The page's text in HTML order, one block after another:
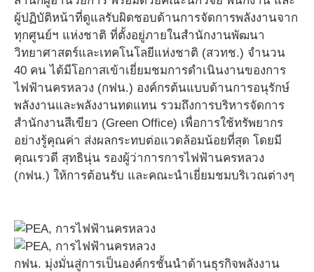
ผู้ปฏิบัติหน้าที่ดูแลรับผิดชอบด้านการจัดการพลังงานจาก
ทุกศูนย์ฯ แห่งชาติ ที่ตั้งอยู่ภายในสำนักงานพัฒนา
วิทยาศาสตร์และเทคโนโลยีแห่งชาติ (สวทช.) จำนวน
40 คน ได้มีโอกาสเข้าเยี่ยมชมการดำเนินงานของการ
ไฟฟ้านครหลวง (กฟน.) องค์กรต้นแบบด้านการอนุรักษ์
พลังงานและพลังงานทดแทน รวมถึงการบริหารจัดการ
สำนักงานสีเขียว (Green Office) เพื่อการใช้ทรัพยากร
อย่างรู้คุณค่า ส่งผลกระทบต่อแวดล้อมน้อยที่สุด โดยมี
คุณเรวดี สุทธินุ่น รองผู้ว่าการการไฟฟ้านครหลวง
(กฟน.) ให้การต้อนรับ และคณะนำเยี่ยมชมบริเวณต่างๆ
กฟน. มุ่งมั่นสู่การเป็นองค์กรชั้นนำด้านธุรกิจพลังงาน